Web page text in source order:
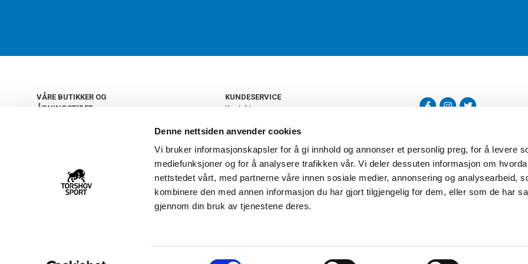
Denne nettsiden anvender cookies
Vi bruker informasjonskapsler for å gi innhold og annonser et personlig preg, for å levere
mediefunksjoner og for å analysere trafikken vår. Vi deler dessuten informasjon om
nettstedet vårt, med partnerne våre innen sosiale medier, annonsering og analysearbeid,
kombinere den med annen informasjon du har gjort tilgjengelig for dem, eller som de har
gjennom din bruk av tjenestene deres.
VÅRE BUTIKKER OG
ÅPNINGSTIDER
22 09 20 20
KUNDESERVICE
Kontakt oss
Retur og bytte
Personvern
Frakt og levering
Ledige stillinger
FAQ - Ofte stilte spørsmål
Åpenhetsloven
Torshov Sport har over 90 års
klubbhandel. Torshov Sport har
Drammen, Sandvika Storsenter